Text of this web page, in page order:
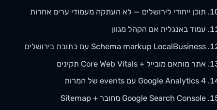
תוכן ייחודי לירושלים — לא העתקה מעמודי ערים אחרות
עמוד באנגלית אם הקהל מגוון
Schema markup LocalBusiness עם כתובת בירושלים
אתר מותאם מובייל + Core Web Vitals תקינים
Google Analytics 4 עם events של המרות
Google Search Console מחובר + Sitemap